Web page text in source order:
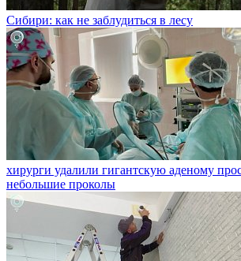
Сибири: как не заблудиться в лесу
хирурги удалили гигантскую аденому
небольшие проколы